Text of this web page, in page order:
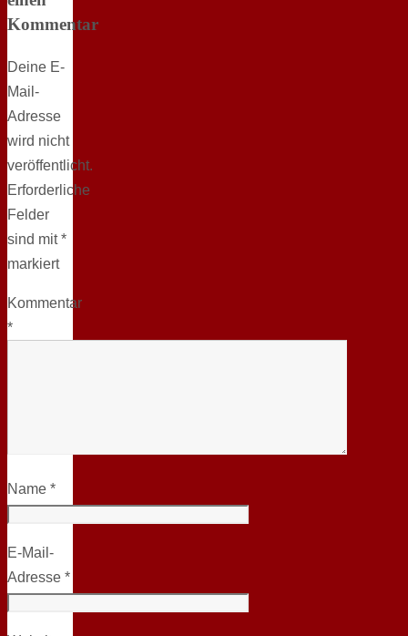
Kommentar
Deine E-
Mail-
Adresse
wird nicht
veröffentlicht.
Erforderliche
Felder
sind mit*
markiert
Kommentar
*
Name *
E-Mail-
Adresse *